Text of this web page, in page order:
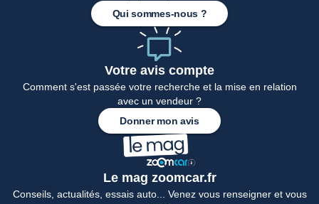
Qui sommes-nous ?
Votre avis compte
Comment s'est passée votre recherche et la mise en relation
avec un vendeur ?
Donner mon avis
Le mag zoomcar.fr
Conseils, actualités, essais auto... Venez vous renseigner et vous